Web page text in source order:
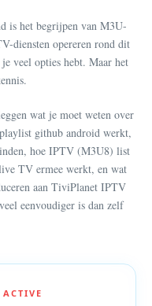
is het begrijpen van M3U-
diensten opereren rond dit
veel opties hebt. Maar het
wat je moet weten over
github android werkt,
hoe IPTV (M3U8) list
TV ermee werkt, en wat
aan TiviPlanet IPTV
eenvoudiger is dan zelf